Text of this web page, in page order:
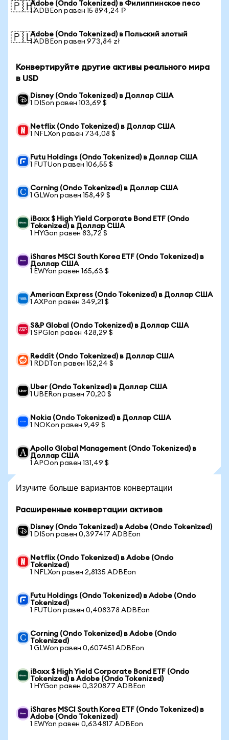
🇵🇭Adobe (Ondo Tokenized) в Филиппинское песо
1 ADBEon равен 15 894,24 ₱
🇵🇱Adobe (Ondo Tokenized) в Польский злотый
1 ADBEon равен 973,84 zł
Конвертируйте другие активы реального мира
в USD
Disney (Ondo Tokenized) в Доллар США
1 DISon равен 103,69 $
Netflix (Ondo Tokenized) в Доллар США
1 NFLXon равен 734,08 $
Futu Holdings (Ondo Tokenized) в Доллар США
1 FUTUon равен 106,55 $
Corning (Ondo Tokenized) в Доллар США
1 GLWon равен 158,49 $
iBoxx $ High Yield Corporate Bond ETF (Ondo
Tokenized) в Доллар США
1 HYGon равен 83,72 $
iShares MSCI South Korea ETF (Ondo Tokenized) в
Доллар США
1 EWYon равен 165,63 $
American Express (Ondo Tokenized) в Доллар США
1 AXPon равен 349,21 $
S&P Global (Ondo Tokenized) в Доллар США
1 SPGIon равен 428,29 $
Reddit (Ondo Tokenized) в Доллар США
1 RDDTon равен 152,24 $
Uber (Ondo Tokenized) в Доллар США
1 UBERon равен 70,20 $
Nokia (Ondo Tokenized) в Доллар США
1 NOKon равен 9,49 $
Apollo Global Management (Ondo Tokenized) в
Доллар США
1 APOon равен 131,49 $
Изучите больше вариантов конвертации
Расширенные конвертации активов
Disney (Ondo Tokenized) в Adobe (Ondo Tokenized)
1 DISon равен 0,397417 ADBEon
Netflix (Ondo Tokenized) в Adobe (Ondo
Tokenized)
1 NFLXon равен 2,8135 ADBEon
Futu Holdings (Ondo Tokenized) в Adobe (Ondo
Tokenized)
1 FUTUon равен 0,408378 ADBEon
Corning (Ondo Tokenized) в Adobe (Ondo
Tokenized)
1 GLWon равен 0,607451 ADBEon
iBoxx $ High Yield Corporate Bond ETF (Ondo
Tokenized) в Adobe (Ondo Tokenized)
1 HYGon равен 0,320877 ADBEon
iShares MSCI South Korea ETF (Ondo Tokenized) в
Adobe (Ondo Tokenized)
1 EWYon равен 0,634817 ADBEon